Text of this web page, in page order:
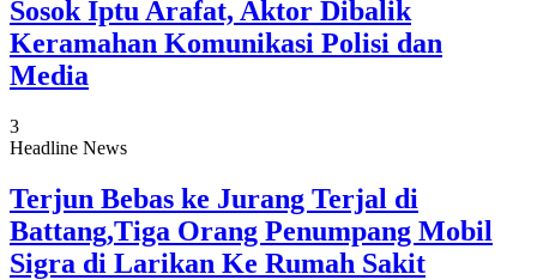
Sosok Iptu Arafat, Aktor Dibalik
Keramahan Komunikasi Polisi dan
Media
3
Headline News
Terjun Bebas ke Jurang Terjal di
Battang,Tiga Orang Penumpang Mobil
Sigra di Larikan Ke Rumah Sakit